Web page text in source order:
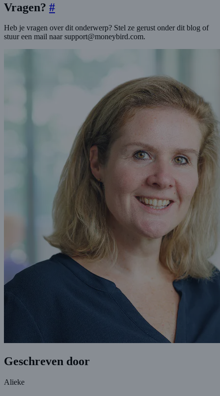
Vragen? #
Heb je vragen over dit onderwerp? Stel ze gerust onder dit blog of
stuur een mail naar support@moneybird.com.
Geschreven door
Alieke